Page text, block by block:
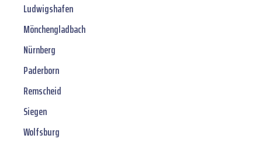
Ludwigshafen
Mönchengladbach
Nürnberg
Paderborn
Remscheid
Siegen
Wolfsburg